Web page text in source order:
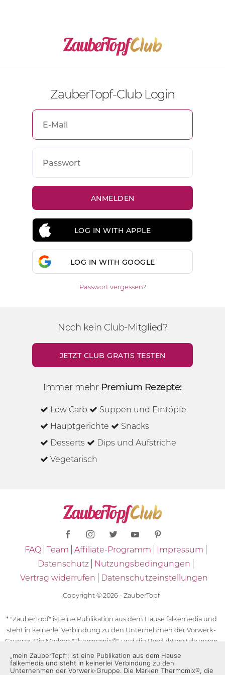
ZauberTopf-Club Login
LOG IN WITH APPLE
LOG IN WITH GOOGLE
Passwort vergessen?
Noch kein Club-Mitglied?
JETZT CLUB GRATIS TESTEN
Immer mehr Premium Rezepte:
Low Carb
Suppen und Eintöpfe
Hauptgerichte
Snacks
Desserts
Dips und Aufstriche
Vegetarisch
FAQ Team Affiliate-Programm
Impressum
Datenschutz
Nutzungsbedingungen
Vertrag widerrufen
Datenschutzeinstellungen
Copyright © 2026 - ZauberTopf
* "ZauberTopf" ist eine Publikation aus dem Hause falkemedia und
steht in keinerlei Verbindung zu den Unternehmen der Vorwerk-
Gruppe. Die Marken "Thermomix®" und die Produktgestaltungen
des "Thermomix®" sind eingetragene Marken der Unternehmen
der Vorwerk-Gruppe. Die Marken Thermomix®, die Zeichen TM5®,
„mein ZauberTopf”; ist eine Publikation aus dem Hause
falkemedia und steht in keinerlei Verbindung zu den
Unternehmen der Vorwerk-Gruppe. Die Marken Thermomix®, die